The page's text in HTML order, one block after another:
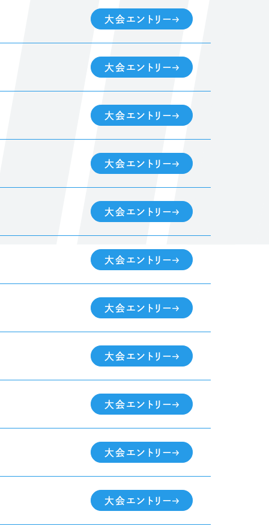
大会エントリー
大会エントリー
大会エントリー
大会エントリー
大会エントリー
大会エントリー
大会エントリー
大会エントリー
大会エントリー
大会エントリー
大会エントリー